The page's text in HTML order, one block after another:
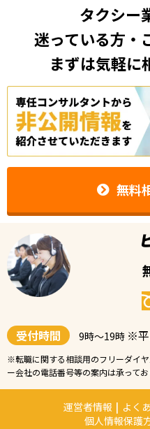
タクシー
迷っている方・
まずは気軽に
無料
受付時間 9時〜19時 ※平
※転職に関する相談用のフリーダイ
ー会社の電話番号等の案内は承ってお
運営者情報 | よく
個人情報保護